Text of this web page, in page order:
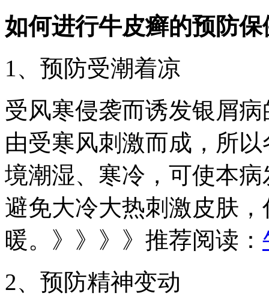
如何进行牛皮癣的预防保
1、预防受潮着凉
受风寒侵袭而诱发银屑
由受寒风刺激而成，所
境潮湿、寒冷，可使本
避免大冷大热刺激皮肤
暖。》》》》推荐阅读：
2、预防精神变动